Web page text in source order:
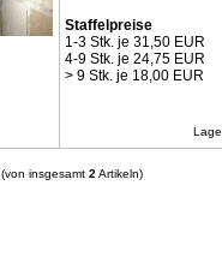
Staffelpreise
1-3 Stk. je 31,50 EUR
4-9 Stk. je 24,75 EUR
> 9 Stk. je 18,00 EUR
(von insgesamt 2 Artikeln)